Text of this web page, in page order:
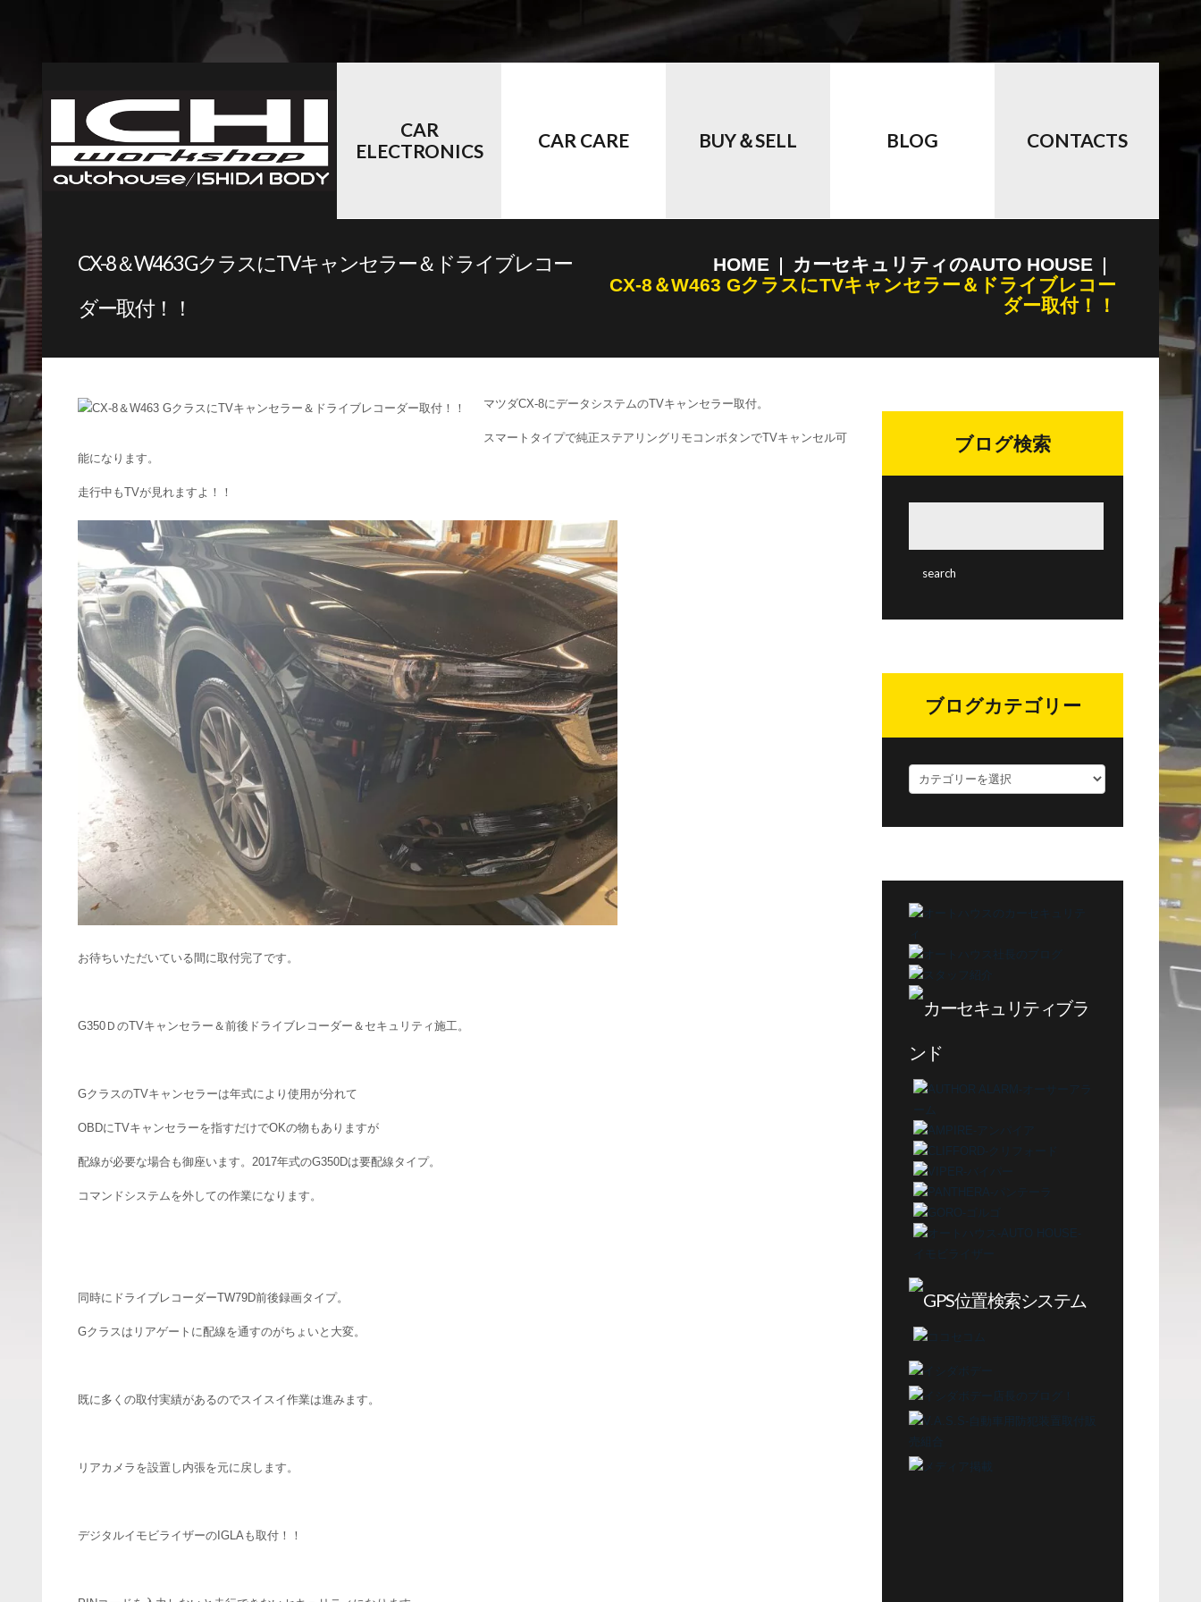
CAR
ELECTRONICS
CAR CARE BUY＆SELL BLOG CONTACTS
CX-8＆W463 GクラスにTVキャンセラー＆ドライブレコー
ダー取付！！
HOME
カーセキュリティのAUTO HOUSE
CX-8＆W463 GクラスにTVキャンセラー＆ドライブレコー
ダー取付！！
マツダCX-8にデータシステムのTVキャンセラー取付。
スマートタイプで純正ステアリングリモコンボタンでTVキャンセル可
能になります。
走行中もTVが見れますよ！！
お待ちいただいている間に取付完了です。
G350ＤのTVキャンセラー＆前後ドライブレコーダー＆セキュリティ施工。
GクラスのTVキャンセラーは年式により使用が分れて
OBDにTVキャンセラーを指すだけでOKの物もありますが
配線が必要な場合も御座います。2017年式のG350Dは要配線タイプ。
コマンドシステムを外しての作業になります。
同時にドライブレコーダーTW79D前後録画タイプ。
Gクラスはリアゲートに配線を通すのがちょいと大変。
既に多くの取付実績があるのでスイスイ作業は進みます。
リアカメラを設置し内張を元に戻します。
デジタルイモビライザーのIGLAも取付！！
ブログ検索
ブログカテゴリー
ロ
ー